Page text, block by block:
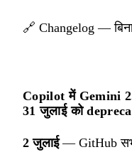
🔗 Changelog —
Copilot में Gemini
31 जुलाई को
2 जुलाई— GitHub